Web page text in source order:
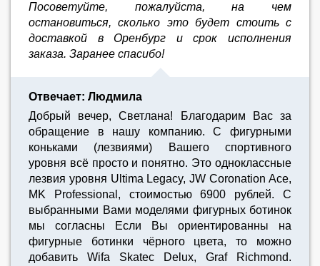
Посоветуйте, пожалуйста, на чем
остановиться, сколько это будет стоить с
доставкой в Оренбург и срок исполнения
заказа. Заранее спасибо!
Отвечает: Людмила
Добрый вечер, Светлана! Благодарим Вас за
обращение в нашу компанию. С фигурными
коньками (лезвиями) Вашего спортивного
уровня всё просто и понятно. Это одноклассные
лезвия уровня Ultima Legacy, JW Coronation Ace,
MK Professional, стоимостью 6900 рублей. С
выбранными Вами моделями фигурных ботинок
мы согласны Если Вы ориентированны на
фигурные ботинки чёрного цвета, то можно
добавить Wifa Skatec Delux, Graf Richmond.